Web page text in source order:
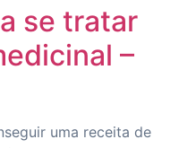
se tratar
–
uma receita de